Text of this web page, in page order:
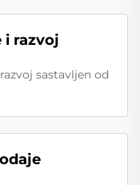
i razvoj
sastavljen od